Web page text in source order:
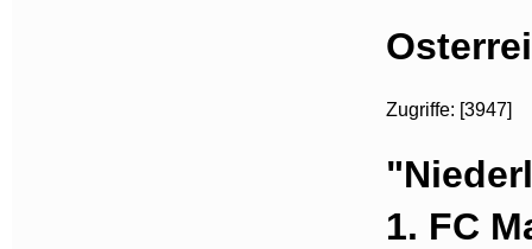
Zugriffe: [3947]
1. FC